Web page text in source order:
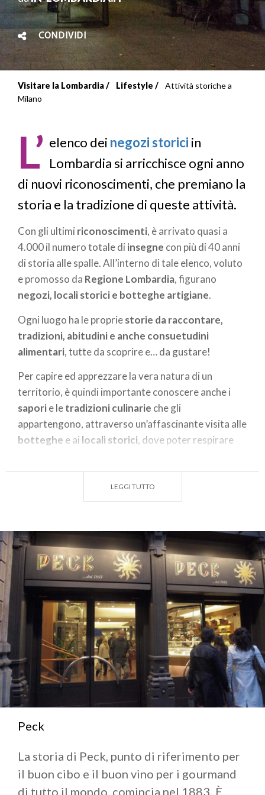
CONDIVIDI
Briciole
pane
Visitare la Lombardia Lifestyle
Attività storiche a
Milano
L’ elenco dei negozi storici in
Lombardia si arricchisce ogni anno
di nuovi riconoscimenti, che premiano la
storia e la tradizione di queste attività.
Con gli ultimi riconoscimenti, è arrivato quasi a
4.000 il numero totale di insegne con più di 40 anni
di storia alle spalle. All’interno di tale elenco, voluto
e promosso da Regione Lombardia, figurano
negozi, locali storici e botteghe artigiane.
Ogni luogo ha le propriestorie da raccontare,
tradizioni, abitudini e anche consuetudini
alimentari, tutte da scoprire e… da gustare!
Per capire ed apprezzare la vera natura di un
territorio, è quindi importante conoscere anche i
saporie letradizioni culinarie che gli
appartengono, attraverso un’affascinante visita alle
botteghe e ai locali storici, dove poter respirare
LEGGI TUTTO
Peck
La storia di Peck, punto di riferimento per
il buon cibo e il buon vino per i gourmand
di tutto il mondo, comincia nel 1883. È